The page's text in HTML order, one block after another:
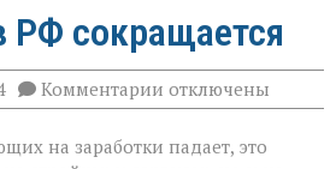
РФ сокращается
Комментарии к
записи
труда
отключены
на заработки падает, это